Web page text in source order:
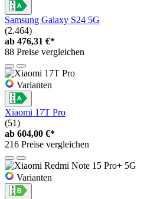
Samsung Galaxy S24 5G
(2.464)
ab 476,31 €*
88 Preise vergleichen
Varianten
Xiaomi 17T Pro
(51)
ab 604,00 €*
216 Preise vergleichen
Varianten